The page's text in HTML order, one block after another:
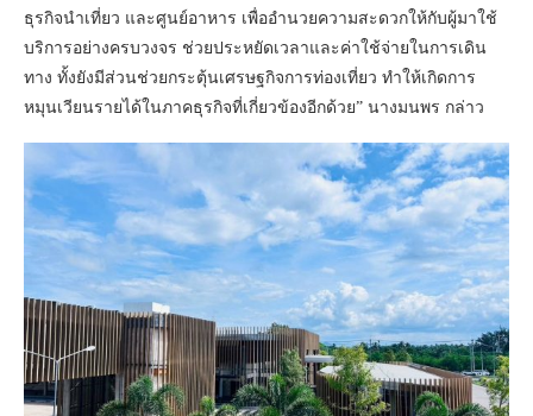
ธุรกิจนำเที่ยว และศูนย์อาหาร เพื่ออำนวยความสะดวกให้กับผู้มาใช้
บริการอย่างครบวงจร ช่วยประหยัดเวลาและค่าใช้จ่ายในการเดิน
ทาง ทั้งยังมีส่วนช่วยกระตุ้นเศรษฐกิจการท่องเที่ยว ทำให้เกิดการ
หมุนเวียนรายได้ในภาคธุรกิจที่เกี่ยวข้องอีกด้วย” นางมนพร กล่าว